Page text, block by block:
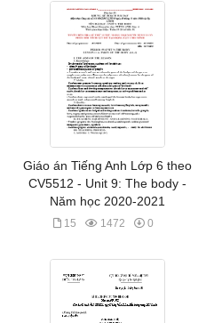
Giáo án Tiếng Anh Lớp 6 theo
CV5512 - Unit 9: The body -
Năm học 2020-2021
15 1472 0